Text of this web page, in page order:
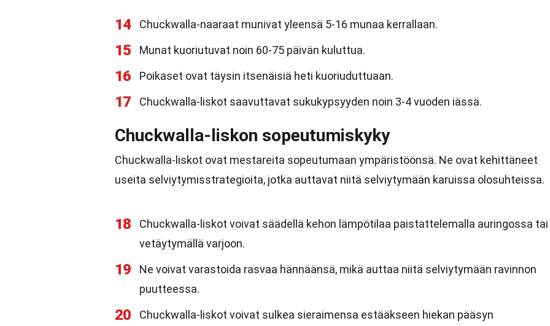
14 Chuckwalla-naaraat munivat yleensä 5-16 munaa kerrallaan.
15 Munat kuoriutuvat noin 60-75 päivän kuluttua.
16 Poikaset ovat täysin itsenäisiä heti kuoriuduttuaan.
17 Chuckwalla-liskot saavuttavat sukukypsyyden noin 3-4 vuoden iässä.
Chuckwalla-liskon sopeutumiskyky
Chuckwalla-liskot ovat mestareita sopeutumaan ympäristöönsä. Ne ovat kehittäneet
useita selviytymisstrategioita, jotka auttavat niitä selviytymään karuissa olosuhteissa.
18
Chuckwalla-liskot voivat säädellä kehon lämpötilaa paistattelemalla auringossa tai
vetäytymällä varjoon.
19
Ne voivat varastoida rasvaa hännäänsä, mikä auttaa niitä selviytymään ravinnon
puutteessa.
20 Chuckwalla-liskot voivat sulkea sieraimensa estääkseen hiekan pääsyn